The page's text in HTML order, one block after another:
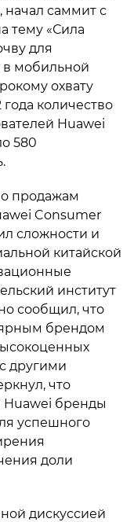
начал саммит с
тему «Сила
для
в мобильной
охвату
количество
Huawei
580
продажам
Consumer
сложности и
китайской
институт
сообщил, что
брендом
другими
что
Huawei бренды
успешного
доли
дискуссией